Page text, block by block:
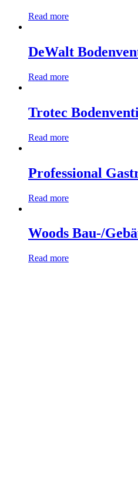
Read more
DeWalt
Read more
Trotec
Read more
Professional
Read more
Woods Bau-/
Read more